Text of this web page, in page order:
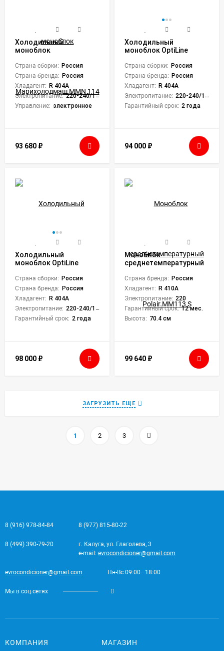
Холодильный
моноблок
114
Страна сборки: Россия
Страна бренда: Россия
Хладагент: R 404A
Электропитание: 220-240/1/50
Управление: электронное
93 680 ₽
Холодильный
моноблок OptiLine
Страна сборки: Россия
Страна бренда: Россия
Хладагент: R 404A
Электропитание: 220-240/1/50
Гарантийный срок: 2 года
94 000 ₽
Холодильный
моноблок OptiLine
Страна сборки: Россия
Страна бренда: Россия
Хладагент: R 404A
Электропитание: 220-240/1/50
Гарантийный срок: 2 года
98 000 ₽
Моноблок
среднетемпературный
Страна бренда: Россия
Хладагент: R 410A
Электропитание: 220
Гарантийный срок: 12 мес.
Высота: 70.4 см
99 640 ₽
ЗАГРУЗИТЬ ЕЩЕ
1 2 3
8 (916) 978-84-84 8 (977) 815-80-22
8 (499) 390-79-20
г. Калуга, ул. Глаголева, 3
e-mail: evrocondicioner@gmail.com
evrocondicioner@gmail.com Пн-Вс 09:00—18:00
Мы в соц.сетях
КОМПАНИЯ МАГАЗИН